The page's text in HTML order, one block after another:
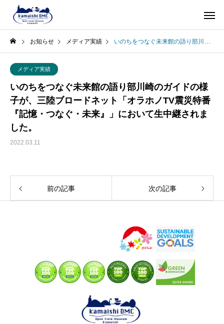
お知らせ メディア実績 いのちをつなぐ未来館の語り部川崎のガイドの様子が、三陸ブロードネット「オラホノTV震災特番『記憶・つなぐ・未来』」において生中継されました。
メディア実績
いのちをつなぐ未来館の語り部川崎のガイドの様
子が、三陸ブロードネット「オラホノTV震災特番
『記憶・つなぐ・未来』」において生中継されま
した。
2022.03.11
前の記事 次の記事